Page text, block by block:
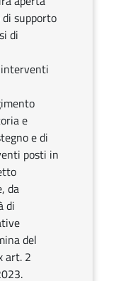
di supporto
di
e
e di
posti in
da
di
del
art. 2